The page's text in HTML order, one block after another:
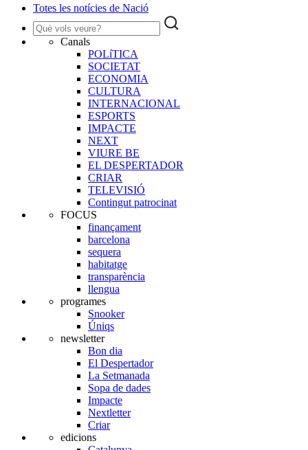
Totes les notícies de Nació
Canals
POLíTICA
SOCIETAT
ECONOMIA
CULTURA
INTERNACIONAL
ESPORTS
IMPACTE
NEXT
VIURE BE
EL DESPERTADOR
CRIAR
TELEVISIÓ
Contingut patrocinat
FOCUS
finançament
barcelona
sequera
habitatge
transparència
llengua
programes
Snooker
Úniqs
newsletter
Bon dia
El Despertador
La Setmanada
Sopa de dades
Impacte
Nextletter
Criar
edicions